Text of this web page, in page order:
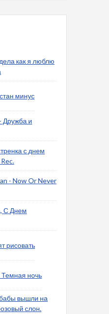
как я люблю
минус
Дружба и
с днем
- Now Or Never
С Днем
рисовать
ночь
вышли на
слон.